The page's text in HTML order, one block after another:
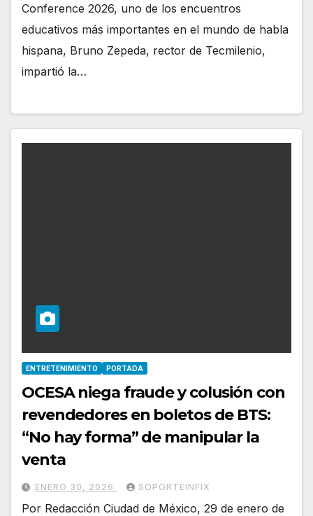
Conference 2026, uno de los encuentros
educativos más importantes en el mundo de habla
hispana, Bruno Zepeda, rector de Tecmilenio,
impartió la…
ENTRETENIMIENTO PORTADA
OCESA niega fraude y colusión con
revendedores en boletos de BTS:
“No hay forma” de manipular la
venta
ENERO 30, 2026 SOPORTEINFIX
Por Redacción Ciudad de México, 29 de enero de